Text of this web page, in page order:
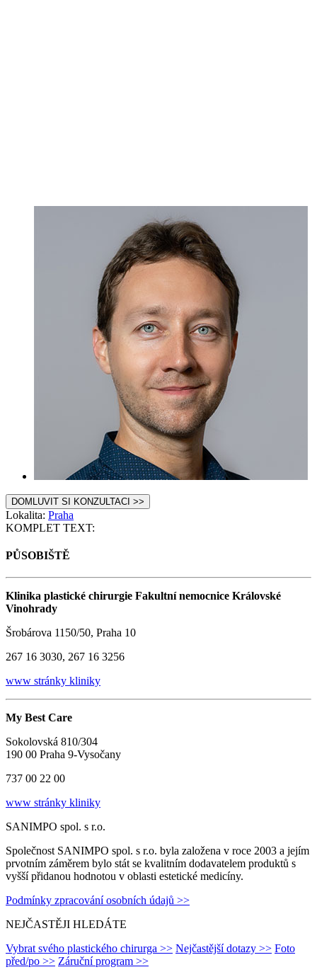
DOMLUVIT SI KONZULTACI >>
Lokalita: Praha
KOMPLET TEXT:
PŮSOBIŠTĚ
Klinika plastické chirurgie Fakultní nemocnice Královské
Vinohrady
Šrobárova 1150/50, Praha 10
267 16 3030, 267 16 3256
www stránky kliniky
My Best Care
Sokolovská 810/304
190 00 Praha 9-Vysočany
737 00 22 00
www stránky kliniky
SANIMPO spol. s r.o.
Společnost SANIMPO spol. s r.o. byla založena v roce 2003 a jejím
prvotním záměrem bylo stát se kvalitním dodavatelem produktů s
vyšší přidanou hodnotou v oblasti estetické medicíny.
Podmínky zpracování osobních údajů >>
NEJČASTĚJI HLEDÁTE
Vybrat svého plastického chirurga >> Nejčastější dotazy >> Foto
před/po >> Záruční program >>